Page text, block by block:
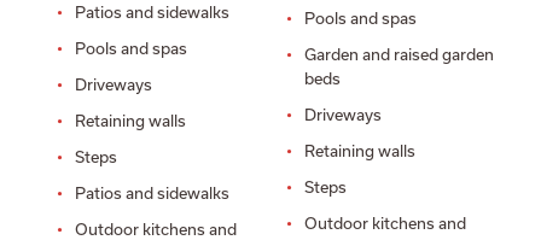
Patios and sidewalks
Pools and spas
Driveways
Retaining walls
Steps
Patios and sidewalks
Outdoor kitchens and
Pools and spas
Garden and raised garden
beds
Driveways
Retaining walls
Steps
Outdoor kitchens and